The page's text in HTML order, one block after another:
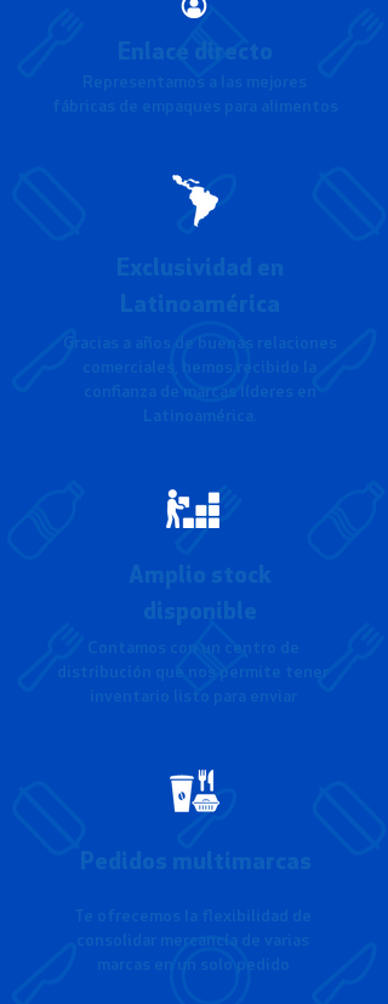
Enlace directo
Representamos a las mejores
fábricas de empaques para alimentos
Exclusividad en
Latinoamérica
Gracias a años de buenas relaciones
Latinoamérica.
Amplio stock
disponible
Contamos con un centro de
distribución que nos permite tener
inventario listo para enviar
Pedidos multimarcas